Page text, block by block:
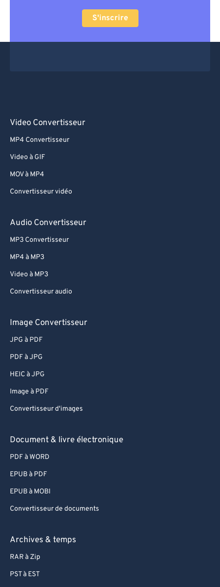
S'inscrire
Video Convertisseur
MP4 Convertisseur
Video à GIF
MOV à MP4
Convertisseur vidéo
Audio Convertisseur
MP3 Convertisseur
MP4 à MP3
Video à MP3
Convertisseur audio
Image Convertisseur
JPG à PDF
PDF à JPG
HEIC à JPG
Image à PDF
Convertisseur d'images
Document & livre électronique
PDF à WORD
EPUB à PDF
EPUB à MOBI
Convertisseur de documents
Archives & temps
RAR à Zip
PST à EST